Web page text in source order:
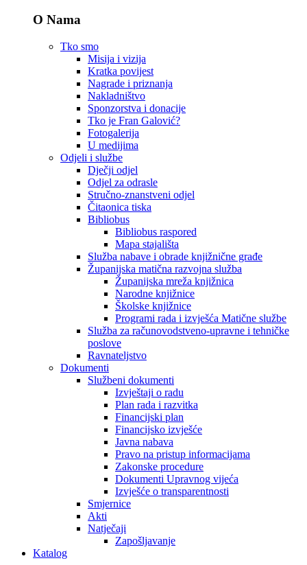
O Nama
Tko smo
Misija i vizija
Kratka povijest
Nagrade i priznanja
Nakladništvo
Sponzorstva i donacije
Tko je Fran Galović?
Fotogalerija
U medijima
Odjeli i službe
Dječji odjel
Odjel za odrasle
Stručno-znanstveni odjel
Čitaonica tiska
Bibliobus
Bibliobus raspored
Mapa stajališta
Služba nabave i obrade knjižnične građe
Županijska matična razvojna služba
Županijska mreža knjižnica
Narodne knjižnice
Školske knjižnice
Programi rada i izvješća Matične službe
Služba za računovodstveno-upravne i tehničke
poslove
Ravnateljstvo
Dokumenti
Službeni dokumenti
Izvještaji o radu
Plan rada i razvitka
Financijski plan
Financijsko izvješće
Javna nabava
Pravo na pristup informacijama
Zakonske procedure
Dokumenti Upravnog vijeća
Izvješće o transparentnosti
Smjernice
Akti
Natječaji
Zapošljavanje
Katalog